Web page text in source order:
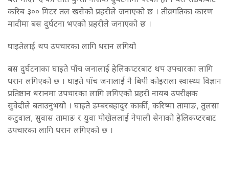
करिब ३०० मिटर तल खसेको प्रहरीले जनाएको छ । तीव्रगतिका कारण
मादीमा बस दुर्घटना भएको प्रहरीले जनाएको छ ।
घाइतेलाई थप उपचारका लागि धरान लगियो
बस दुर्घटनाका घाइते पाँच जनालाई हेलिकप्टरबाट थप उपचारका लागि
धरान लगिएको छ । घाइते पाँच जनालाई नै बिपी कोइराला स्वास्थ्य विज्ञान
प्रतिष्ठान धरानमा उपचारका लागि लगिएको प्रहरी नायब उपरीक्षक
सुवेदीले बताउनुभयो । घाइते डम्बरबहादुर कार्की, करिष्मा तामाङ, तुलसा
कटुवाल, सुवास तामाङ र युवा पोख्रेललाई नेपाली सेनाको हेलिकप्टरबाट
उपचारका लागि धरान लगिएको छ ।